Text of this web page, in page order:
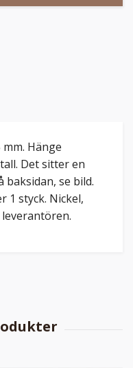
mm. Hänge
Det sitter en
baksidan, se bild.
1 styck. Nickel,